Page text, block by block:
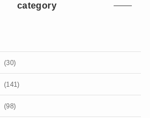
category
(30)
(141)
(98)